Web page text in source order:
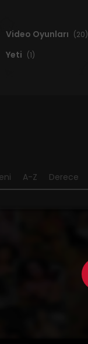
Video Oyunları (20)
Yeti (1)
A-Z Derece